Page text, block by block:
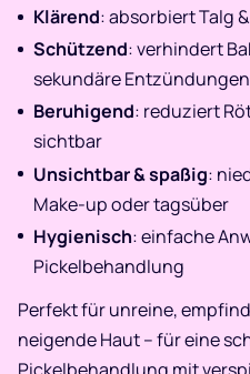
Klärend: absorbiert Talg
Schützend: verhindert
sekundäre Entzündungen
Beruhigend: reduziert
sichtbar
Unsichtbar & spaßig:
Make-up oder tagsüber
Hygienisch: einfache
Pickelbehandlung
Perfekt für unreine,
neigende Haut – für eine